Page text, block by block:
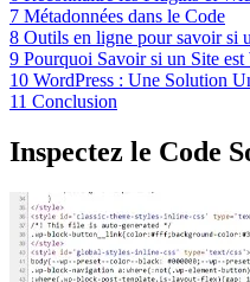
7 Métadonnées dans le Code
8 Outils en ligne pour savoir si
9 Pourquoi Savoir si un Site est
10 WordPress : Une Solution
11 Conclusion
Inspectez le Code